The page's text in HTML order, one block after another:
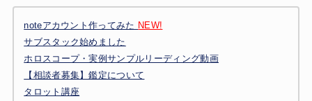
noteアカウント作ってみた NEW!
サブスタック始めました
ホロスコープ・実例サンプルリーディング動画
【相談者募集】鑑定について
タロット講座